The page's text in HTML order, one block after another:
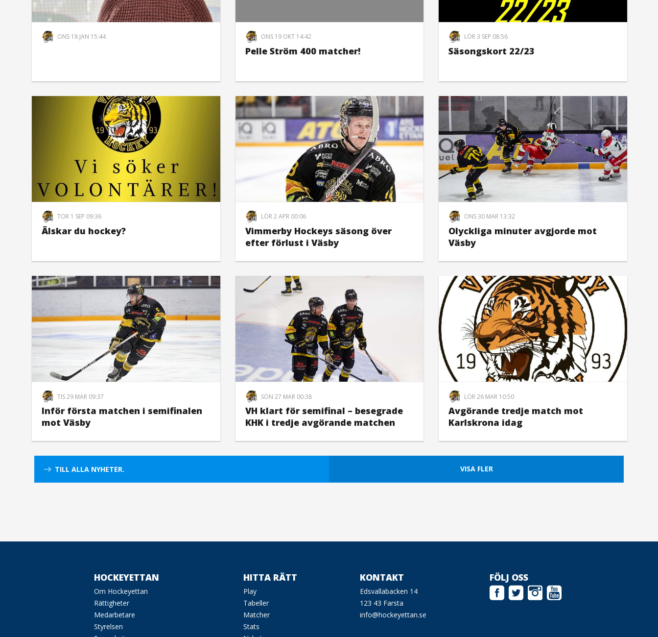
ONS 18 JAN 15:44 ONS 19 OKT 14:42
Pelle Ström 400 matcher!
LÖR 3 SEP 08:56
Säsongskort 22/23
TOR 1 SEP 09:36
Älskar du hockey?
LÖR 2 APR 00:06
Vimmerby Hockeys säsong över
efter förlust i Väsby
ONS 30 MAR 13:32
Olyckliga minuter avgjorde mot
Väsby
TIS 29 MAR 09:37
Inför första matchen i semifinalen
mot Väsby
SÖN 27 MAR 00:38
VH klart för semifinal – besegrade
KHK i tredje avgörande matchen
LÖR 26 MAR 10:50
Avgörande tredje match mot
Karlskrona idag
VISA FLER
TILL ALLA NYHETER.
HOCKEYETTAN
Om Hockeyettan
Rättigheter
Medarbetare
Styrelsen
HITTA RÄTT
Play
Tabeller
Matcher
Stats
KONTAKT
Edsvallabacken 14
123 43 Farsta
info@hockeyettan.se
FÖLJ OSS